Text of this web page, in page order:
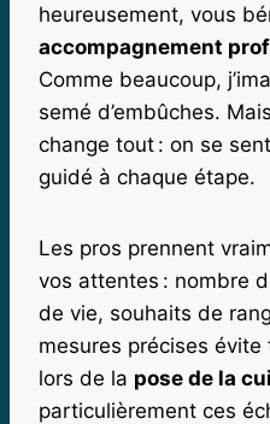
heureusement, vous
accompagnement
Comme beaucoup,
semé d’embûches.
change tout : on se
guidé à chaque étape.
Les pros prennent
vos attentes : nombre
de vie, souhaits de
mesures précises
lors de la pose de la
particulièrement ces